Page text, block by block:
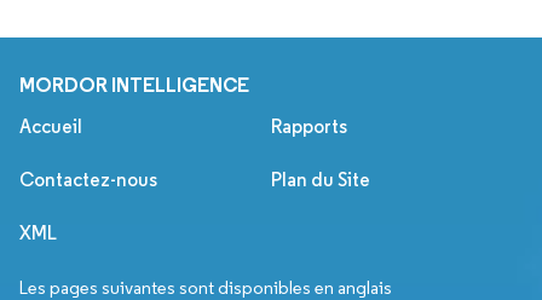
MORDOR INTELLIGENCE
Accueil Rapports
Contactez-nous Plan du Site
XML
Les pages suivantes sont disponibles en anglais